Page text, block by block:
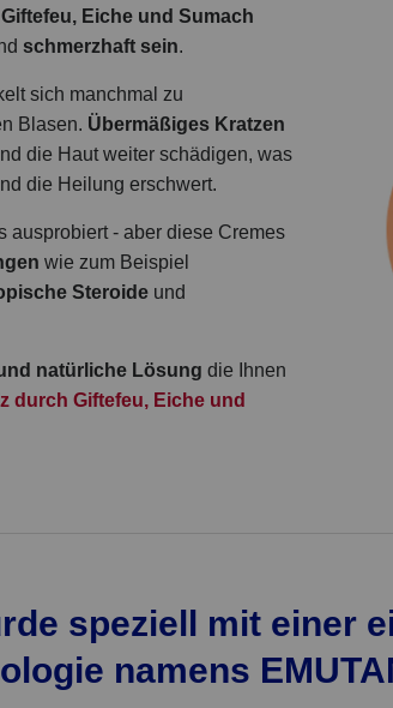
Giftefeu, Eiche und Sumach
schmerzhaft sein.
sich manchmal zu
Blasen. Übermäßiges Kratzen
die Haut weiter schädigen, was
die Heilung erschwert.
ausprobiert - aber diese Cremes
wie zum Beispiel
Steroide und
natürliche Lösung die Ihnen
durch Giftefeu, Eiche und
speziell mit einer
namens